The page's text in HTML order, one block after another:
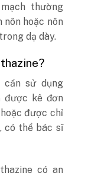
thường
nôn hoặc nôn
dạ dày.
sử dụng
được kê đơn
được chỉ
có thể bác sĩ
có an